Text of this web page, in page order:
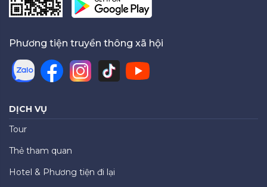
Phương tiện truyền thông xã hội
DỊCH VỤ
Tour
Thẻ tham quan
Hotel & Phương tiện đi lại